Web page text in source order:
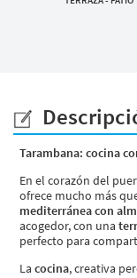
Tarambana: cocina
En el corazón del
ofrece mucho más
mediterránea con
acogedor, con una
perfecto para
La cocina, creativa